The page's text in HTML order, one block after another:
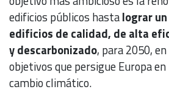
edificios públicos hastalograr
edificios de calidad, de alta
y descarbonizado, para 2050,
objetivos que persigue Europa
cambio climático.